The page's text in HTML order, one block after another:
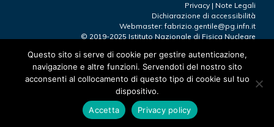
Privacy | Note Legali
Dichiarazione di accessibilità
Webmaster: fabrizio.gentile@pg.infn.it
© 2019-2025 Istituto Nazionale di Fisica Nucleare
Ultima modifica 23.09.2025
“Perugia” byhttps://www.facebook.com/robertotaddeofoto28
is licensed under
L’immagine è stata ridimensionata e ritagliata
Questo sito si serve di cookie per gestire autenticazione,
navigazione e altre funzioni. Servendoti del nostro sito
acconsenti al collocamento di questo tipo di cookie sul tuo
dispositivo.
Accetta
Privacy policy